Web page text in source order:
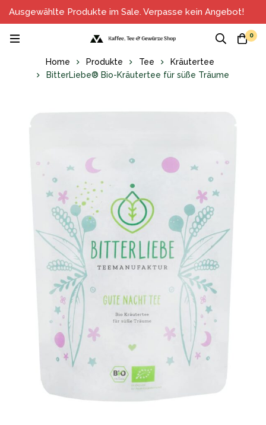
Ausgewählte Produkte im Sale. Verpasse kein Angebot!
0
Home Produkte Tee
Kräutertee
BitterLiebe® Bio-Kräutertee für süße Träume